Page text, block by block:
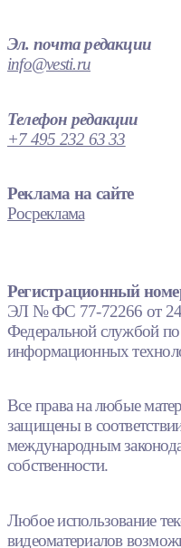
Эл. почта редакции
info@vesti.ru
Телефон редакции
+7 495 232 63 33
Реклама на сайте
Росреклама
Регистрационный
ЭЛ № ФС 77-72266 от
Федеральной службой по
информационных
Все права на любые
защищены в
международным
собственности.
Любое использование
видеоматериалов